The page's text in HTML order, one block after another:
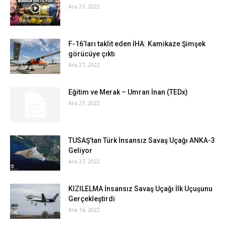
Ara 27, 2022
F-16’ları taklit eden İHA: Kamikaze Şimşek
görücüye çıktı
Ara 27, 2022
Eğitim ve Merak – Umran İnan (TEDx)
Ara 27, 2022
TUSAŞ’tan Türk İnsansız Savaş Uçağı ANKA-3
Geliyor
Ara 27, 2022
KIZILELMA İnsansız Savaş Uçağı İlk Uçuşunu
Gerçekleştirdi
Ara 16, 2022